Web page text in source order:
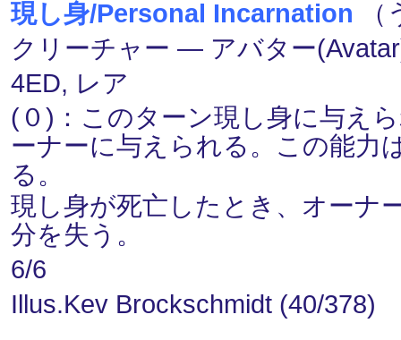
現し身/Personal Incarnation
クリーチャー ― アバター
4ED, レア
(０)：このターン現し身に与え
ーナーに与えられる。この能力
る。
現し身が死亡したとき、オーナ
分を失う。
6/6
Illus.Kev Brockschmidt (40/378)